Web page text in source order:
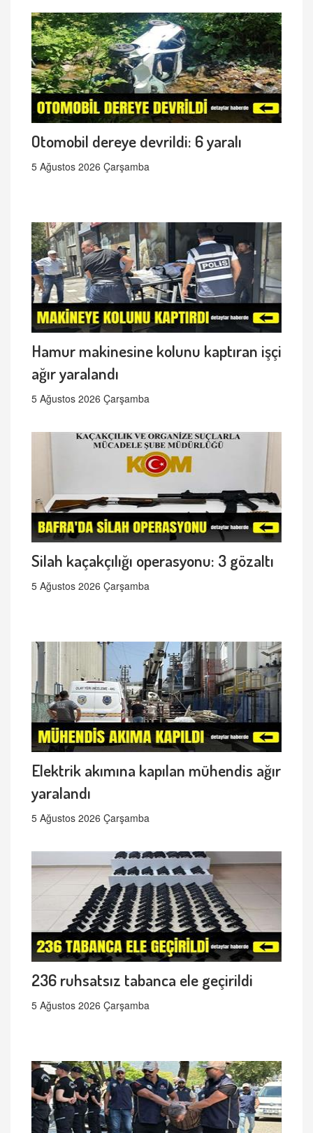
Otomobil dereye devrildi: 6 yaralı
5 Ağustos 2026 Çarşamba
Hamur makinesine kolunu kaptıran işçi
ağır yaralandı
5 Ağustos 2026 Çarşamba
Silah kaçakçılığı operasyonu: 3 gözaltı
5 Ağustos 2026 Çarşamba
Elektrik akımına kapılan mühendis ağır
yaralandı
5 Ağustos 2026 Çarşamba
236 ruhsatsız tabanca ele geçirildi
5 Ağustos 2026 Çarşamba